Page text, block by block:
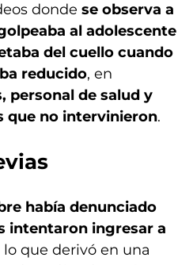
donde se observa a
al adolescente
del cuello cuando
reducido, en
personal de salud y
que no intervinieron.
había denunciado
intentaron ingresar a
lo que derivó en una